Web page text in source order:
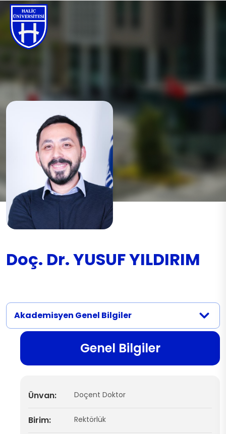
Doç. Dr. YUSUF YILDIRIM
Akademisyen Genel Bilgiler
Genel Bilgiler
Ünvan: Doçent Doktor
Birim: Rektörlük